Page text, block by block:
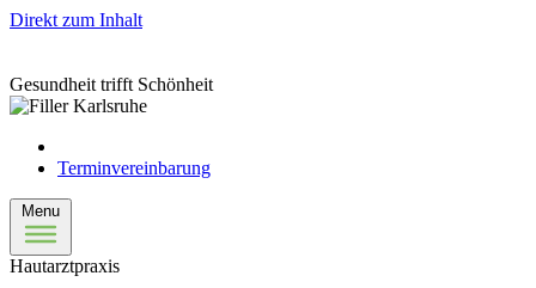
Direkt zum Inhalt
Gesundheit trifft Schönheit
Terminvereinbarung
Menu
Hautarztpraxis